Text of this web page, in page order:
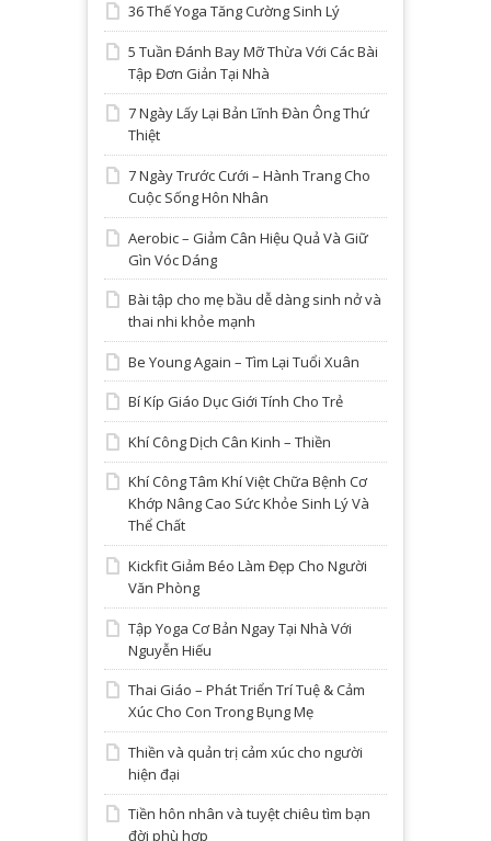
36 Thế Yoga Tăng Cường Sinh Lý
5 Tuần Đánh Bay Mỡ Thừa Với Các Bài
Tập Đơn Giản Tại Nhà
7 Ngày Lấy Lại Bản Lĩnh Đàn Ông Thứ
Thiệt
7 Ngày Trước Cưới – Hành Trang Cho
Cuộc Sống Hôn Nhân
Aerobic – Giảm Cân Hiệu Quả Và Giữ
Gìn Vóc Dáng
Bài tập cho mẹ bầu dễ dàng sinh nở và
thai nhi khỏe mạnh
Be Young Again – Tìm Lại Tuổi Xuân
Bí Kíp Giáo Dục Giới Tính Cho Trẻ
Khí Công Dịch Cân Kinh – Thiền
Khí Công Tâm Khí Việt Chữa Bệnh Cơ
Khớp Nâng Cao Sức Khỏe Sinh Lý Và
Thể Chất
Kickfit Giảm Béo Làm Đẹp Cho Người
Văn Phòng
Tập Yoga Cơ Bản Ngay Tại Nhà Với
Nguyễn Hiếu
Thai Giáo – Phát Triển Trí Tuệ & Cảm
Xúc Cho Con Trong Bụng Mẹ
Thiền và quản trị cảm xúc cho người
hiện đại
Tiền hôn nhân và tuyệt chiêu tìm bạn
đời phù hợp